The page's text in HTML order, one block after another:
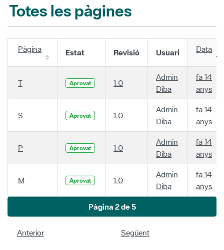
Totes les pàgines
Pàgina Estat Revisió Usuari Data
T Aprovat 1.0
Admin
Diba
fa 14
anys
S Aprovat 1.0
Admin
Diba
fa 14
anys
P Aprovat 1.0
Admin
Diba
fa 14
anys
M Aprovat 1.0
Admin
Diba
fa 14
anys
Pàgina 2 de 5
Anterior Següent